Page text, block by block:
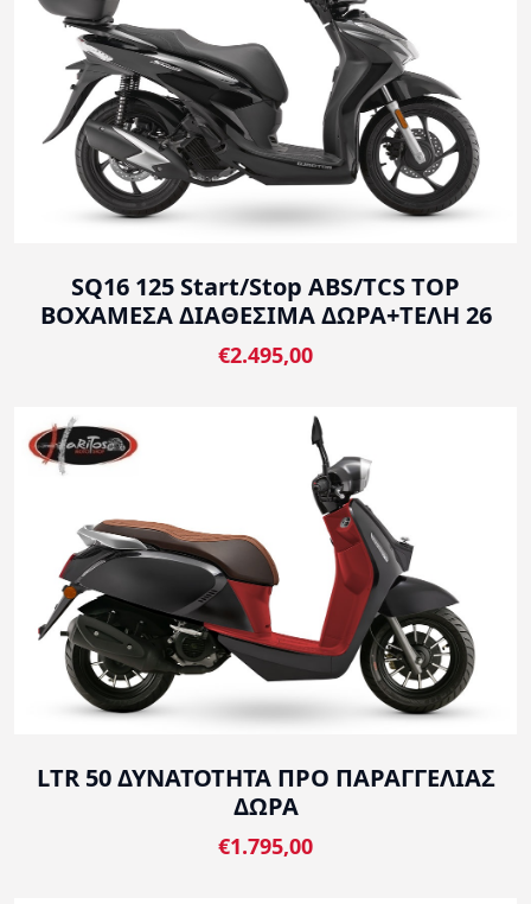
SQ16 125 Start/Stop ABS/TCS TOP
BOXΑΜΕΣΑ ΔΙΑΘΕΣΙΜΑ ΔΩΡΑ+ΤΕΛΗ 26
€2.495,00
LTR 50 ΔΥΝΑΤΟΤΗΤΑ ΠΡΟ ΠΑΡΑΓΓΕΛΙΑΣ
ΔΩΡΑ
€1.795,00